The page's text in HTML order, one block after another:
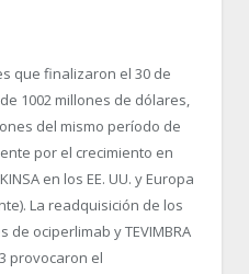
que finalizaron el 30 de
1002 millones de dólares,
del mismo período de
por el crecimiento en
en los EE. UU. y Europa
La readquisición de los
ociperlimab y TEVIMBRA
provocaron el